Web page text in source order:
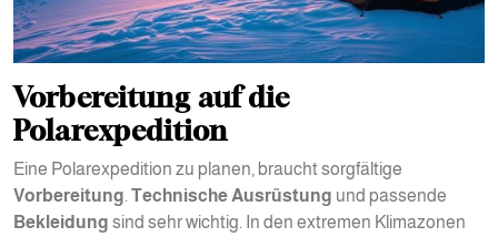
Vorbereitung auf die
Polarexpedition
Eine Polarexpedition zu planen, braucht sorgfältige
Vorbereitung. Technische Ausrüstung und passende
Bekleidung sind sehr wichtig. In den extremen Klimazonen